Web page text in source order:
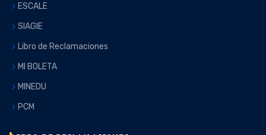
ESCALE
SIAGIE
Libro de Reclamaciones
MI BOLETA
MINEDU
PCM